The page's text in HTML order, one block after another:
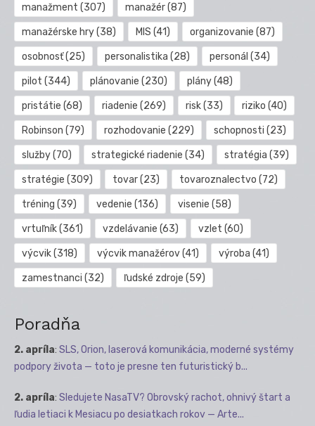
manažment (307) manažér(87)
manažérske hry(38) MIS (41) organizovanie (87)
osobnosť(25) personalistika (28) personál (34)
pilot (344) plánovanie (230) plány(48)
pristátie (68) riadenie (269) risk(33) riziko (40)
Robinson (79) rozhodovanie (229) schopnosti (23)
služby(70) strategické riadenie (34) stratégia (39)
stratégie (309) tovar(23) tovaroznalectvo (72)
tréning (39) vedenie (136) visenie (58)
vrtuľník(361) vzdelávanie (63) vzlet (60)
výcvik(318) výcvik manažérov(41) výroba (41)
zamestnanci (32) ľudské zdroje (59)
Poradňa
2. apríla: SLS, Orion, laserová komunikácia, moderné systémy
podpory života — toto je presne ten futuristický b...
2. apríla: Sledujete NasaTV? Obrovský rachot, ohnivý štart a
ľudia letiaci k Mesiacu po desiatkach rokov — Arte...